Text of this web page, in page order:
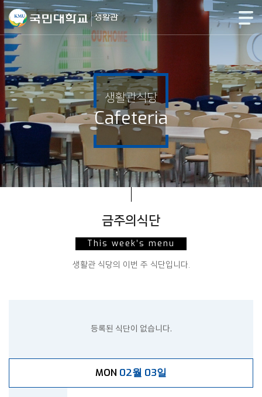
생활관식당
Cafeteria
금주의식단
This week’s menu
생활관 식당의 이번 주 식단입니다.
등록된 식단이 없습니다.
MON 02월 03일